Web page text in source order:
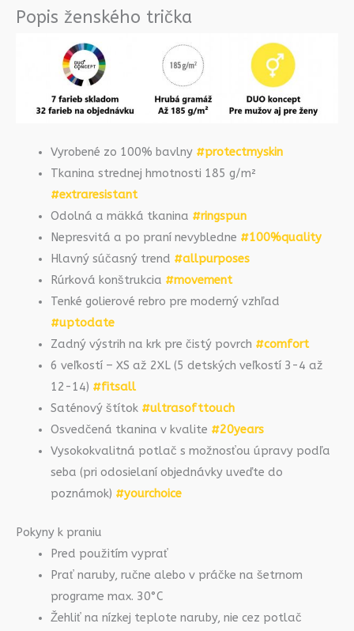
Popis ženského trička
Vyrobené zo 100% bavlny #protectmyskin
Tkanina strednej hmotnosti 185 g/m²
#extraresistant
Odolná a mäkká tkanina #ringspun
Nepresvitá a po praní nevybledne #100%quality
Hlavný súčasný trend #allpurposes
Rúrková konštrukcia #movement
Tenké golierové rebro pre moderný vzhľad
#uptodate
Zadný výstrih na krk pre čistý povrch #comfort
6 veľkostí – XS až 2XL (5 detských veľkostí 3-4 až
12-14) #fitsall
Saténový štítok #ultrasofttouch
Osvedčená tkanina v kvalite #20years
Vysokokvalitná potlač s možnosťou úpravy podľa
seba (pri odosielaní objednávky uveďte do
poznámok) #yourchoice
Pokyny k praniu
Pred použitím vyprať
Prať naruby, ručne alebo v práčke na šetrnom
programe max. 30°C
Žehliť na nízkej teplote naruby, nie cez potlač